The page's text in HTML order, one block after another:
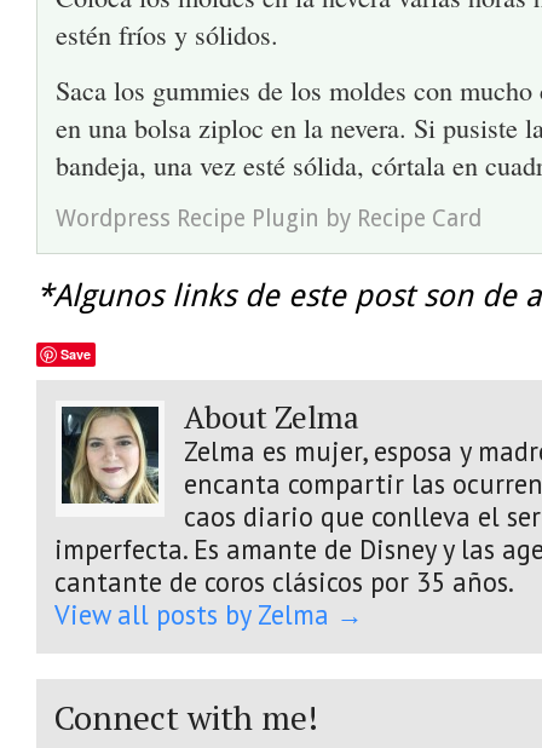
estén fríos y sólidos.
Saca los gummies de los moldes con
en una bolsa ziploc en la nevera. Si pusiste
bandeja, una vez esté sólida, córtala en
Wordpress Recipe Plugin by Recipe Card
*Algunos links de este post son de
Save
About Zelma
Zelma es mujer, esposa y
encanta compartir las
caos diario que conlleva el
imperfecta. Es amante de Disney y las
cantante de coros clásicos por 35 años.
View all posts by Zelma →
Connect with me!